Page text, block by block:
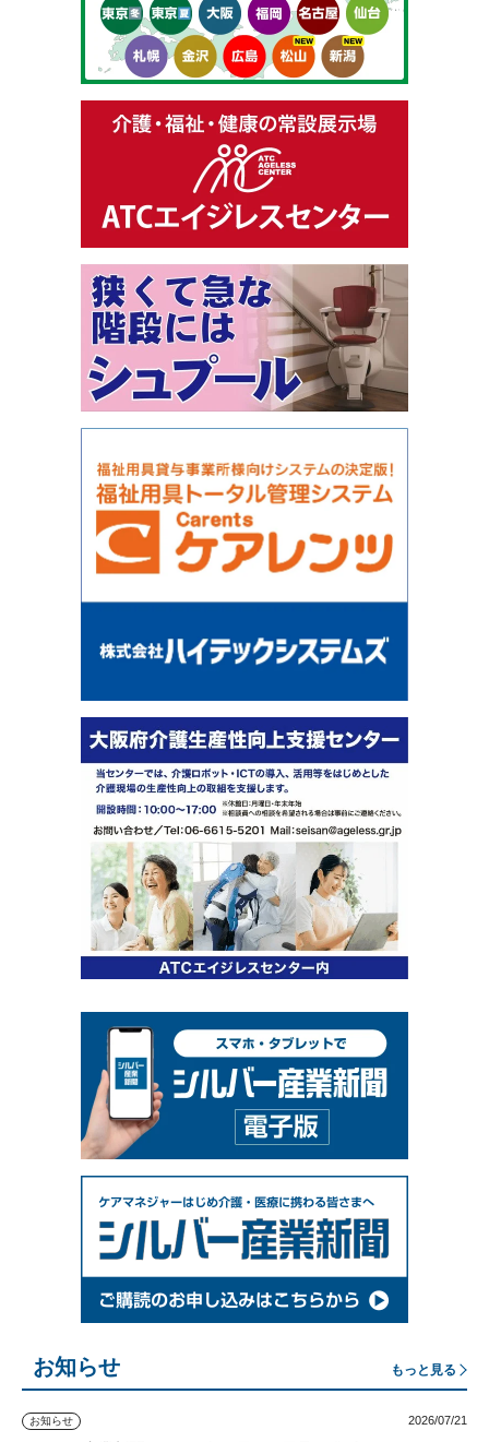
お知らせ もっと見る
お知らせ 2026/07/21